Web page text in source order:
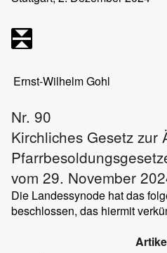
Ernst-Wilhelm Gohl
Nr. 90
Kirchliches Gesetz zur
vom 29. November
Die Landessynode hat das
beschlossen, das hiermit